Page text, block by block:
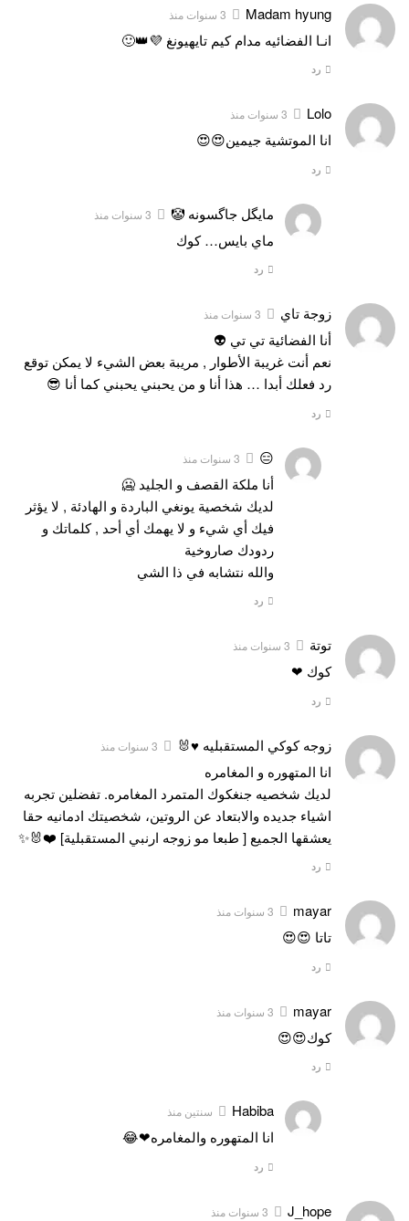
Madam hyung 3 سنوات منذ
انـا الفضائيه مدام كيم تايهيونغ 💜👑🙂
رد
Lolo 3 سنوات منذ
انا الموتشية جيمين😍😍
رد
مايگل جاگسونه 🤡 3 سنوات منذ
ماي بايس… كوك
رد
زوجة تاي 3 سنوات منذ
أنا الفضائية تي تي 👽
نعم أنت غريبة الأطوار , مريبة بعض الشيء لا يمكن توقع
رد فعلك أبدا … هذا أنا و من يحبني يحبني كما أنا 😎
رد
😑 3 سنوات منذ
أنا ملكة القصف و الجليد 🥶
لديك شخصية يونغي الباردة و الهادئة , لا يؤثر
فيك أي شيء و لا يهمك أي أحد , كلماتك و
ردودك صاروخية
والله نتشابه في ذا الشي
رد
توتة 3 سنوات منذ
كوك ❤
رد
زوجه كوكي المستقبليه ♥️🐰 3 سنوات منذ
انا المتهوره و المغامره
لديك شخصيه جنغكوك المتمرد المغامره. تفضلين تجربه
اشياء جديده والابتعاد عن الروتين، شخصيتك ادمانيه حقا
يعشقها الجميع [ طبعا مو زوجه ارنبي المستقبلية] ❤️🐰✨
رد
mayar 3 سنوات منذ
تاتا 😍😍
رد
mayar 3 سنوات منذ
كوك😍😍
رد
Habiba سنتين منذ
انا المتهوره والمغامره❤😂
رد
J_hope 3 سنوات منذ